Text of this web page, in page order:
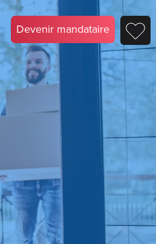
Devenir mandataire